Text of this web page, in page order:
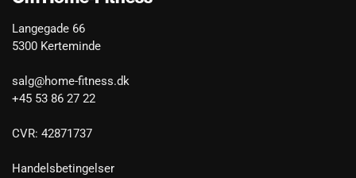
Langegade 66
5300 Kerteminde
salg@home-fitness.dk
+45 53 86 27 22
CVR: 42871737
Handelsbetingelser